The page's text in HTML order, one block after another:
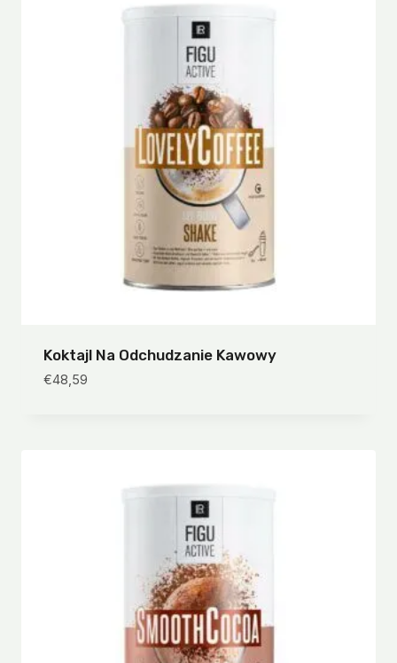
Koktajl Na Odchudzanie Kawowy
€48,59